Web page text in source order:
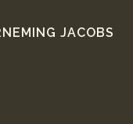
JACOBS